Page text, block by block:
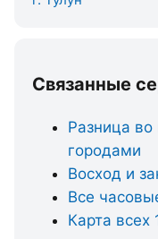
Связанные
Разница
городами
Восход и
Все
Карта